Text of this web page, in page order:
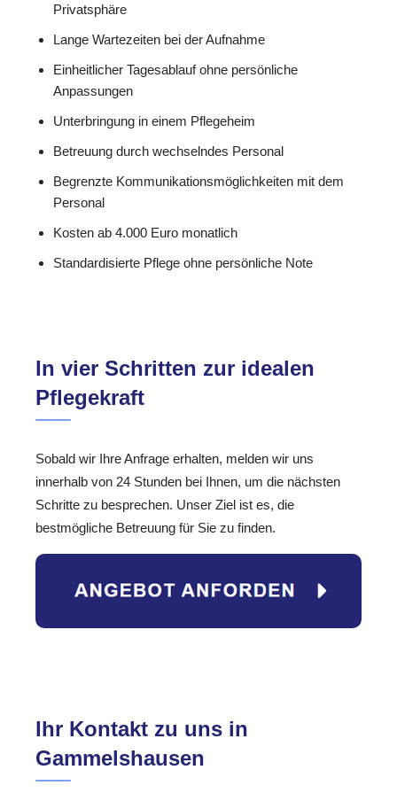
Privatsphäre
Lange Wartezeiten bei der Aufnahme
Einheitlicher Tagesablauf ohne persönliche
Anpassungen
Unterbringung in einem Pflegeheim
Betreuung durch wechselndes Personal
Begrenzte Kommunikationsmöglichkeiten mit dem
Personal
Kosten ab 4.000 Euro monatlich
Standardisierte Pflege ohne persönliche Note
In vier Schritten zur idealen
Pflegekraft
Sobald wir Ihre Anfrage erhalten, melden wir uns
innerhalb von 24 Stunden bei Ihnen, um die nächsten
Schritte zu besprechen. Unser Ziel ist es, die
bestmögliche Betreuung für Sie zu finden.
Ihr Kontakt zu uns in
Gammelshausen